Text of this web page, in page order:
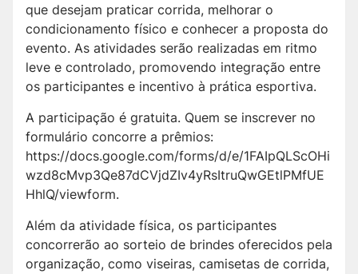
que desejam praticar corrida, melhorar o
condicionamento físico e conhecer a proposta do
evento. As atividades serão realizadas em ritmo
leve e controlado, promovendo integração entre
os participantes e incentivo à prática esportiva.
A participação é gratuita. Quem se inscrever no
formulário concorre a prêmios:
https://docs.google.com/forms/d/e/1FAIpQLScOHi
wzd8cMvp3Qe87dCVjdZIv4yRsItruQwGEtlPMfUE
HhlQ/viewform.
Além da atividade física, os participantes
concorrerão ao sorteio de brindes oferecidos pela
organização, como viseiras, camisetas de corrida,